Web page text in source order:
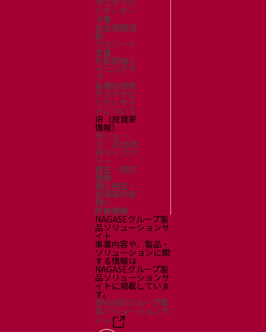
リティデー
タ集
社会貢献活
動
アスリート
支援
外部評価と
イニシアチ
ブ
各種対照表
サステナビ
リティサイ
トについて
IR（投資家
情報）
IRニュー
ス：2026年
IRライブラ
リー
株主・株式
情報
個人株主・
投資家の皆
様へ
財務情報
NAGASEグループ製
品ソリューションサ
イト
事業内容や、製品・
ソリューションに関
する情報は
NAGASEグループ製
品ソリューションサ
イトに掲載していま
す。
NAGASEグループ製
品ソリューションサ
イト